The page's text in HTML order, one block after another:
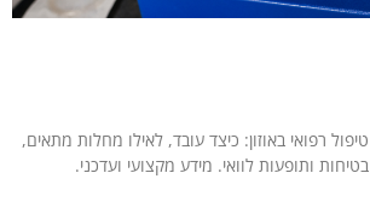
רפואי באוזון: כיצד עובד, לאילו מחלות מתאים,
ותופעות לוואי. מידע מקצועי ועדכני.